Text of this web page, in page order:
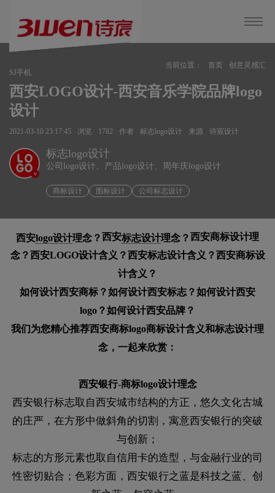
当前位置： 首页
创意灵感汇
SJ手机
西安LOGO设计-西安音乐学院品牌logo
设计
2021-03-10 23:17:45 浏览 1782 作者 标志logo设计 来源 诗宸设计
v
标志logo设计
公司logo设计、产品logo设计、周年庆logo设计
商标设计 图标设计 公司标志设计
西安logo设计理念？西安标志设计理念？西安商标设计理
念？西安LOGO设计含义？西安标志设计含义？西安商标设
计含义？
如何设计西安商标？如何设计西安标志？如何设计西安
logo？如何设计西安品牌？
我们为您精心推荐西安商标logo商标设计含义和标志设计理
念，一起来欣赏：
西安银行-商标logo设计理念
西安银行标志取自西安城市结构的方正，悠久文化古城
的庄严，在方形中做斜角的切割，寓意西安银行的突破
与创新；
标志的方形元素也取自信用卡的造型，与金融行业的司
性密切贴合；色彩方面，西安银行之蓝是科技之蓝、创